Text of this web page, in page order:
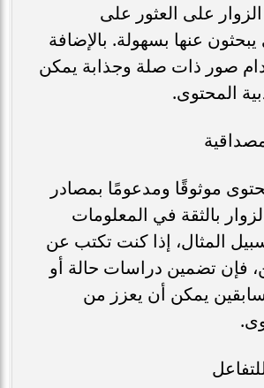
على العثور على
عنها بسهولة. بالإضافة
صور ذات صلة وجذابة يمكن
المحتوى.
موثوقًا ومدعومًا بمصادر
بالثقة في المعلومات
المثال، إذا كنت تكتب عن
فإن تضمين دراسات حالة أو
يمكن أن يعزز من